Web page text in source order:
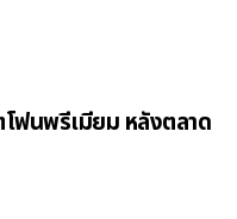
ฟนพรีเมียม หลังตลาด